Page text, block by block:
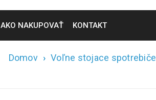
AKO NAKUPOVAŤ KONTAKT
Domov › Voľne stojace spotrebiče